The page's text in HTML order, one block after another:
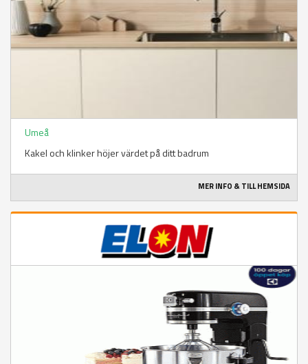
Umeå
Kakel och klinker höjer värdet på ditt badrum
MER INFO & TILL HEMSIDA